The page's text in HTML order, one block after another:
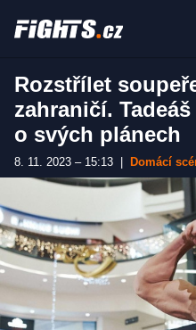
Rozstřílet
zahraničí.
o svých plánech
8. 11. 2023 – 15:13 Domácí